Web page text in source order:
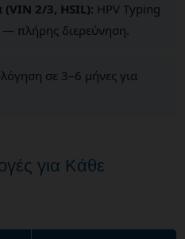
2/3, HSIL): HPV Typing
— πλήρης διερεύνηση.
σε 3–6 μήνες για
για Κάθε